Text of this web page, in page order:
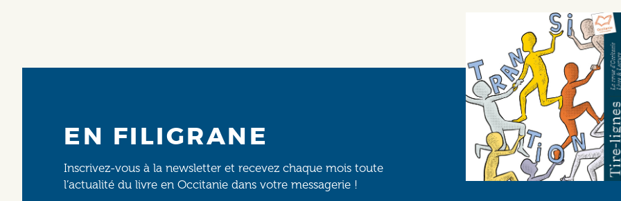
EN FILIGRANE
Inscrivez-vous à la newsletter et recevez chaque mois toute
l’actualité du livre en Occitanie dans votre messagerie !